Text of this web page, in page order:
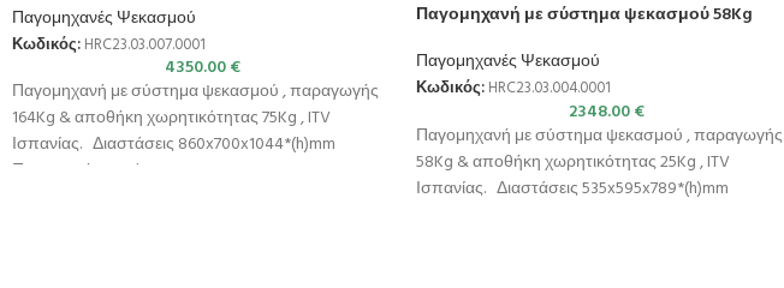
Παγομηχανές Ψεκασμού
Κωδικός: HRC23.03.007.0001
4350.00€
Παγομηχανή με σύστημα ψεκασμού , παραγωγής
164Kg & αποθήκη χωρητικότητας 75Kg , ITV
Ισπανίας. Διαστάσεις 860x700x1044*(h)mm
Παραγωγή σε 24h
Παγομηχανή με σύστημα ψεκασμού 58Kg
Παγομηχανές Ψεκασμού
Κωδικός: HRC23.03.004.0001
2348.00€
Παγομηχανή με σύστημα ψεκασμού , παραγωγής
58Kg & αποθήκη χωρητικότητας 25Kg , ITV
Ισπανίας. Διαστάσεις 535x595x789*(h)mm